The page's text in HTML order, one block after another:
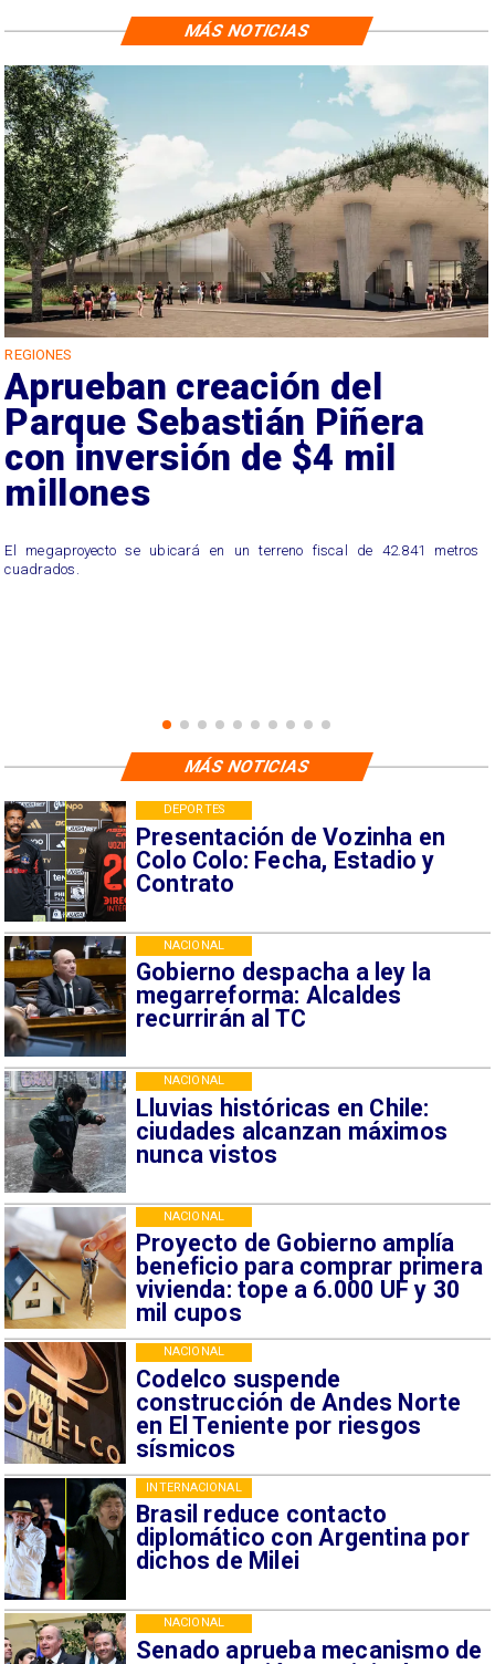
REGIONES
Aprueban creación del
Parque Sebastián Piñera
con inversión de $4 mil
millones
El megaproyecto se ubicará en un terreno fiscal de 42.841 metros
cuadrados.
MÁS NOTICIAS
Presentación de Vozinha en
Colo Colo: Fecha, Estadio y
Contrato
DEPORTES
Gobierno despacha a ley la
megarreforma: Alcaldes
recurrirán al TC
NACIONAL
Lluvias históricas en Chile:
ciudades alcanzan máximos
nunca vistos
NACIONAL
Proyecto de Gobierno amplía
beneficio para comprar primera
vivienda: tope a 6.000 UF y 30
mil cupos
NACIONAL
Codelco suspende
construcción de Andes Norte
en El Teniente por riesgos
sísmicos
NACIONAL
Brasil reduce contacto
diplomático con Argentina por
dichos de Milei
INTERNACIONAL
Senado aprueba mecanismo de
NACIONAL
MÁS NOTICIAS